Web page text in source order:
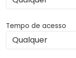
Tempo de acesso